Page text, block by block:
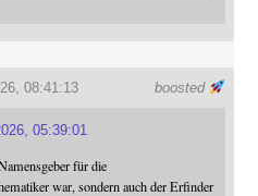
boosted
08:41:13
05:39:01
für die
war, sondern auch der Erfinder